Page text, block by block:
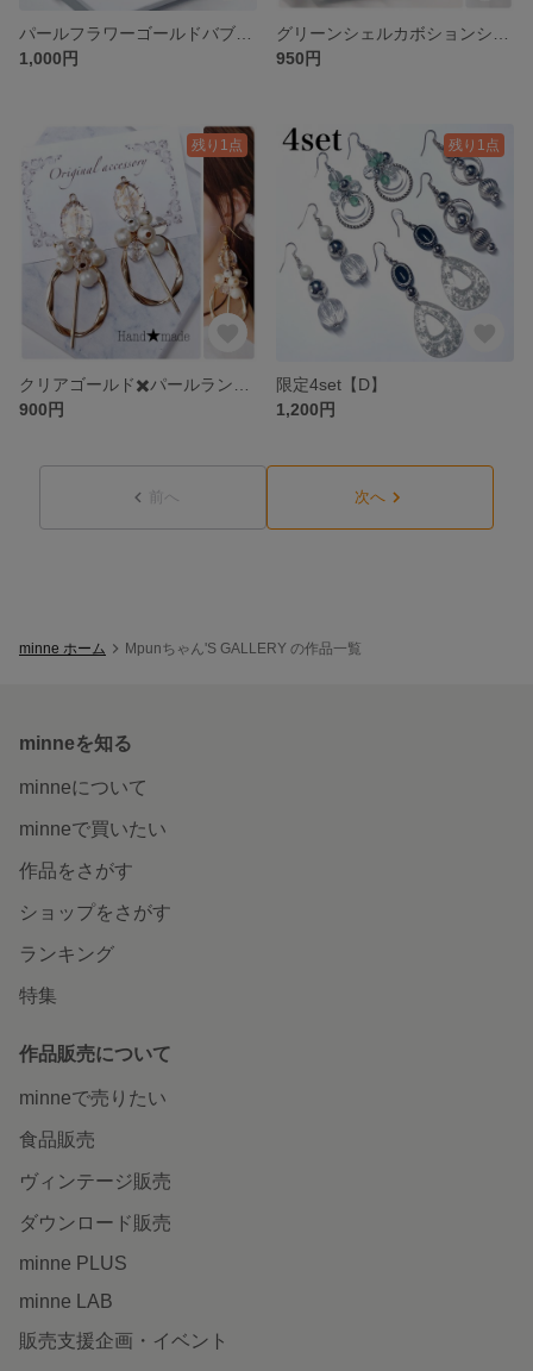
1,000円
950円
残り1点
900円
残り1点
限定4set【D】
1,200円
前へ 次へ
minne ホーム Mpunちゃん'S GALLERY の作品一覧
minneを知る
minneについて
minneで買いたい
作品をさがす
ショップをさがす
ランキング
特集
作品販売について
minneで売りたい
食品販売
ヴィンテージ販売
ダウンロード販売
minne PLUS
minne LAB
販売支援企画・イベント